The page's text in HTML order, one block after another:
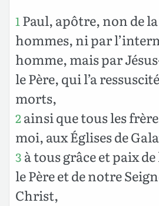
1 Paul, apôtre, non de
hommes, ni par
homme, mais par
le Père, qui l’a
morts,
2ainsi que tous les
moi, aux Églises de
3 à tous grâce et paix
le Père et de notre
Christ,